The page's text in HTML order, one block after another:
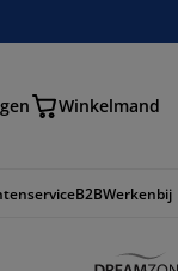
Winkelmand
B2BWerkenbij